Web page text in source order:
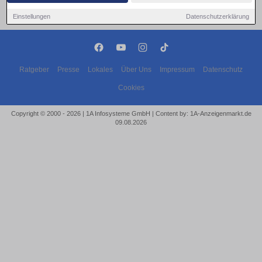
Einstellungen Datenschutzerklärung
Ratgeber Presse Lokales Über Uns Impressum Datenschutz
Cookies
Copyright © 2000 - 2026 | 1A Infosysteme GmbH | Content by: 1A-Anzeigenmarkt.de
09.08.2026